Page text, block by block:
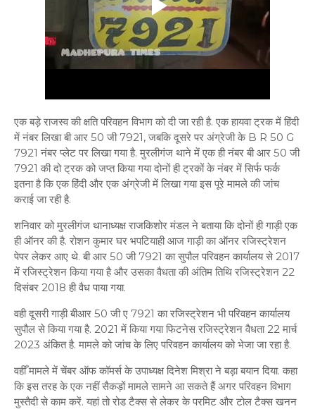
एक बड़े राजस्व की क्षति परिवहन विभाग को दी जा रही है. एक हायवा ट्रक में हिंदी
में नंबर लिखा बी आर 50 जी 7921, जबकि दूसरे पर अंग्रेजी के B R 50 G
7921 नंबर प्लेट पर लिखा गया है. मुरलीगंज थाने में एक ही नंबर बी आर 50 जी
7921 की दो ट्रक को जप्त किया गया दोनों ही ट्रकों के नंबर में सिर्फ फर्क
इतना है कि एक हिंदी और एक अंग्रेजी में लिखा गया इस पूरे मामले की जांच
कराई जा रही है.
शनिवार को मुरलीगंज थानाध्यक्ष राजकिशोर मंडल ने बताया कि दोनों ही गाड़ी एक
ही ऑनर की है. रोशन कुमार घर भपटियाही आज गाड़ी का ऑनर रजिस्ट्रेशन
पेपर लेकर आए थे. बी आर 50 जी 7921 का सुपौल परिवहन कार्यालय से 2017
में रजिस्ट्रेशन किया गया है और उसका वैधता की अंतिम तिथि रजिस्ट्रेशन 22
दिसंबर 2018 ही वैध पाया गया.
वही दूसरी गाड़ी बीआर 50 जी ए 7921 का रजिस्ट्रेशन भी परिवहन कार्यालय
सुपौल से किया गया है. 2021 में किया गया फिटनेस रजिस्ट्रेशन वैधता 22 मार्च
2023 अंकित है. मामले को जांच के लिए परिवहन कार्यालय को भेजा जा रहा है.
वहीँ मामले में चेंबर ऑफ कॉमर्स के उपाध्यक्ष दिनेश मिश्रा ने बड़ा बयान दिया. कहा
कि इस तरह के एक नहीं सैकड़ों मामले सामने आ सकते हैं अगर परिवहन विभाग
मुस्तैदी से काम करें. यहां तो रोड टैक्स से लेकर के परमिट और टोल टैक्स खनन